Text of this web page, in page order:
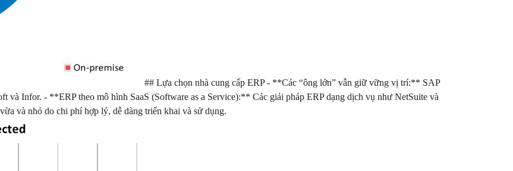
## Lựa chọn nhà cung cấp ERP - **Các “ông lớn” vẫn giữ vững vị trí:** SAP
và Infor. - **ERP theo mô hình SaaS (Software as a Service):** Các giải pháp ERP dạng dịch vụ như NetSuite và
và nhỏ do chi phí hợp lý, dễ dàng triển khai và sử dụng.